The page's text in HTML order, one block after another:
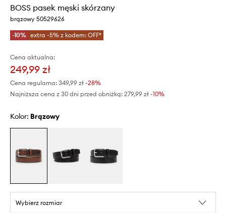
BOSS pasek męski skórzany
brązowy 50529626
-10% extra -5% z kodem: OFF*
Cena aktualna:
249,99 zł
Cena regularna: 349,99 zł -28%
Najniższa cena z 30 dni przed obniżką: 279,99 zł -10%
Kolor: brązowy
Wybierz rozmiar